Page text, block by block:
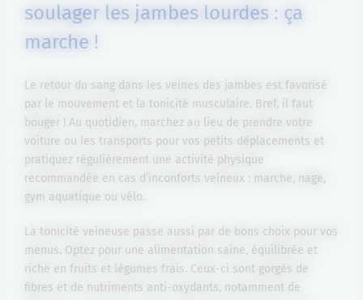
soulager les jambes lourdes : ça
marche !
Le retour du sang dans les veines des jambes est favorisé
par le mouvement et la tonicité musculaire. Bref, il faut
bouger ! Au quotidien, marchez au lieu de prendre votre
voiture ou les transports pour vos petits déplacements et
pratiquez régulièrement une activité physique
recommandée en cas d’inconforts veineux : marche, nage,
gym aquatique ou vélo.
La tonicité veineuse passe aussi par de bons choix pour vos
menus. Optez pour une alimentation saine, équilibrée et
riche en fruits et légumes frais. Ceux-ci sont gorgés de
fibres et de nutriments anti-oxydants, notamment de